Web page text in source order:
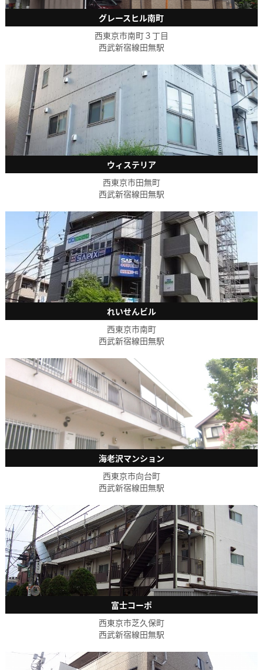
グレースヒル南町
西東京市南町３丁目
西武新宿線田無駅
ウィステリア
西東京市田無町
西武新宿線田無駅
れいせんビル
西東京市南町
西武新宿線田無駅
海老沢マンション
西東京市向台町
西武新宿線田無駅
富士コーポ
西東京市芝久保町
西武新宿線田無駅